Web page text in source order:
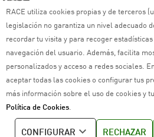
RACE utiliza cookies propias y de terceros
legislación no garantiza un nivel adecuado
recordar tu visita y para recoger
navegación del usuario. Además, facilita
personalizados y acceso a redes sociales.
aceptar todas las cookies o configurar tus
más información sobre el uso de cookies y
Política de Cookies
CONFIGURAR RECHAZAR
Ayuda y
Aviso legal
Política de
Política de